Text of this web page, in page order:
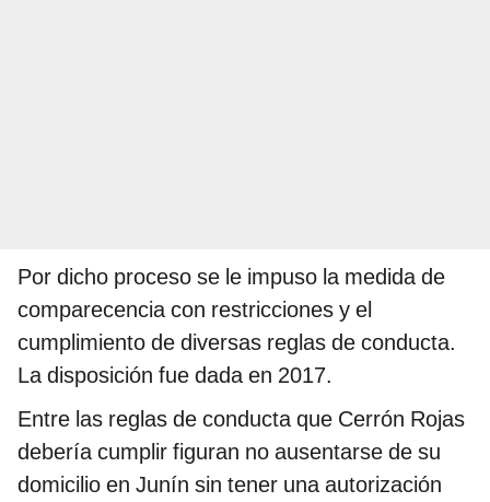
Por dicho proceso se le impuso la medida de
comparecencia con restricciones y el
cumplimiento de diversas reglas de conducta.
La disposición fue dada en 2017.
Entre las reglas de conducta que Cerrón Rojas
debería cumplir figuran no ausentarse de su
domicilio en Junín sin tener una autorización